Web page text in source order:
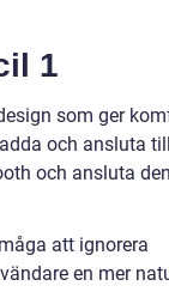
1
som ger
och ansluta
och ansluta
att ignorera
en mer